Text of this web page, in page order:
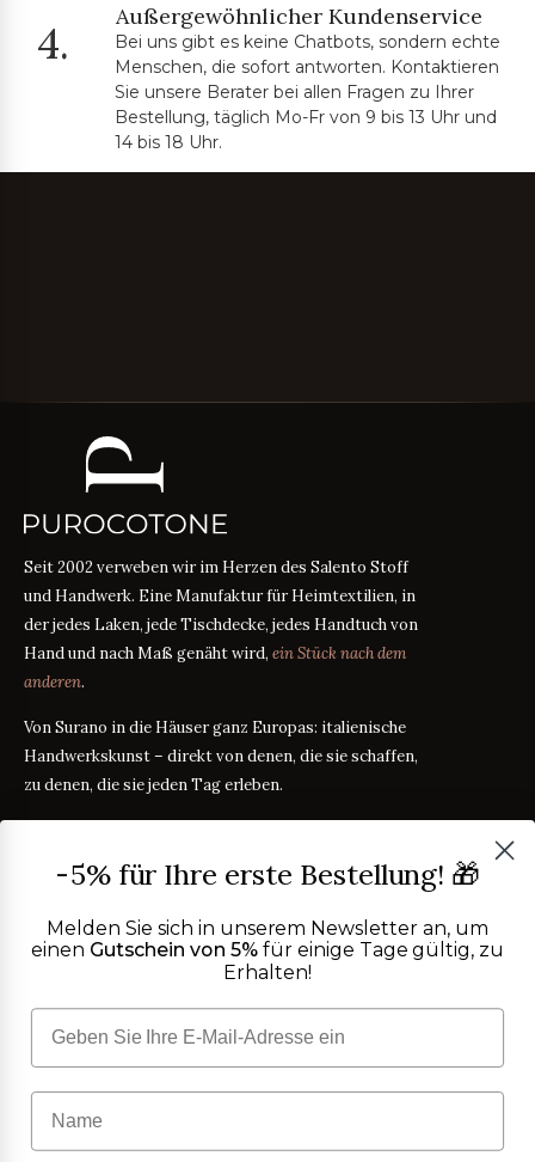
4.
Außergewöhnlicher Kundenservice
Bei uns gibt es keine Chatbots, sondern echte
Menschen, die sofort antworten. Kontaktieren
Sie unsere Berater bei allen Fragen zu Ihrer
Bestellung, täglich Mo-Fr von 9 bis 13 Uhr und
14 bis 18 Uhr.
Seit 2002 verweben wir im Herzen des Salento Stoff
und Handwerk. Eine Manufaktur für Heimtextilien, in
der jedes Laken, jede Tischdecke, jedes Handtuch von
Hand und nach Maß genäht wird, ein Stück nach dem
anderen.
Von Surano in die Häuser ganz Europas: italienische
Handwerkskunst – direkt von denen, die sie schaffen,
zu denen, die sie jeden Tag erleben.
PRODUKTE
Tischwäsche
Badtextilien
Maßanleitung RATGEBER
RATGEBER
TC300 vs Ägyptische Baumwolle RATGEBER
Wer wir sind
OEKO-TEX-Zertifizierung
Kontakt
FAQ
Versandkosten
Copyright ©2026Purocotone.it s.r.l.s. · S.S. 275 km. 12,500 · 73030
Surano (LE) · C.F. / P.IVA
Datenschutzerklärung
-5% für Ihre erste Bestellung! 🎁
Melden Sie sich in unserem Newsletter an, um
einen Gutschein von 5% für einige Tage gültig, zu
Erhalten!